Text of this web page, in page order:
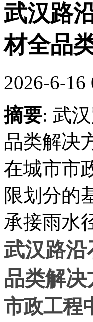
武汉路
材全品
2026-6-16
摘要: 武
品类解决
在城市市
限划分的
承接雨水
武汉路沿
品类解决
市政工程